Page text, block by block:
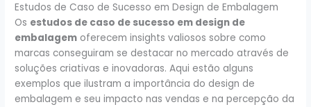
Estudos de Caso de Sucesso em Design de Embalagem
Os estudos de caso de sucesso em design de
embalagem oferecem insights valiosos sobre como
marcas conseguiram se destacar no mercado através de
soluções criativas e inovadoras. Aqui estão alguns
exemplos que ilustram a importância do design de
embalagem e seu impacto nas vendas e na percepção da